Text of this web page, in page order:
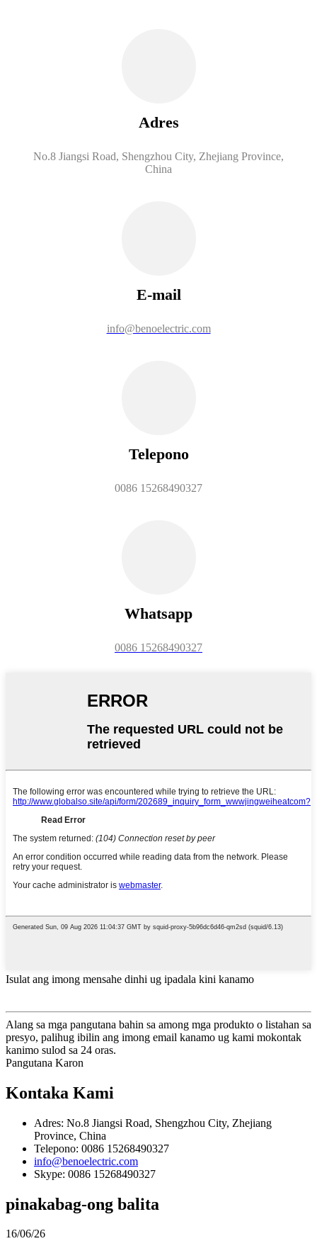
Adres
No.8 Jiangsi Road, Shengzhou City, Zhejiang Province,
China
E-mail
info@benoelectric.com
Telepono
0086 15268490327
Whatsapp
0086 15268490327
Isulat ang imong mensahe dinhi ug ipadala kini kanamo
Alang sa mga pangutana bahin sa among mga produkto o listahan sa
presyo, palihug ibilin ang imong email kanamo ug kami mokontak
kanimo sulod sa 24 oras.
Pangutana Karon
Kontaka Kami
Adres: No.8 Jiangsi Road, Shengzhou City, Zhejiang
Province, China
Telepono: 0086 15268490327
info@benoelectric.com
Skype: 0086 15268490327
pinakabag-ong balita
16/06/26